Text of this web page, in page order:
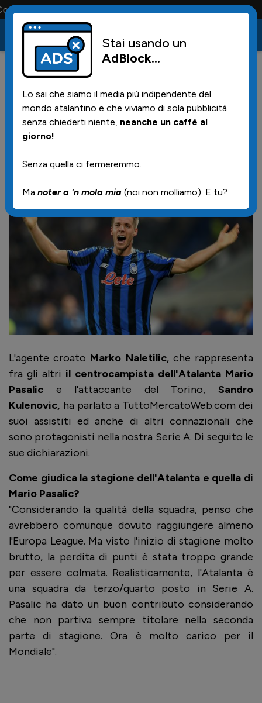
la maglia e solo i tifosi la portano tutta la vita
10/06/2026 | 07.27
L'agente di Pasalic: "Vuole
chiudere la carriera
internazionale all'Atalanta, poi
l'Hajduk"
L'agente croato Marko Naletilic, che rappresenta
fra gli altri il centrocampista dell'Atalanta Mario
Pasalic e l'attaccante del Torino, Sandro
Kulenovic, ha parlato a TuttoMercatoWeb.com dei
suoi assistiti ed anche di altri connazionali che
sono protagonisti nella nostra Serie A. Di seguito le
sue dichiarazioni.
Come giudica la stagione dell'Atalanta e quella di
Mario Pasalic?
"Considerando la qualità della squadra, penso che
avrebbero comunque dovuto raggiungere almeno
l'Europa League. Ma visto l'inizio di stagione molto
brutto, la perdita di punti è stata troppo grande
per essere colmata. Realisticamente, l'Atalanta è
una squadra da terzo/quarto posto in Serie A.
Pasalic ha dato un buon contributo considerando
che non partiva sempre titolare nella seconda
parte di stagione. Ora è molto carico per il
Mondiale".
Stai usando un
AdBlock...
Lo sai che siamo il media più indipendente del
mondo atalantino e che viviamo di sola pubblicità
senza chiederti niente, neanche un caffè al
giorno!
Senza quella ci fermeremmo.
Ma noter a 'n mola mia (noi non molliamo). E tu?